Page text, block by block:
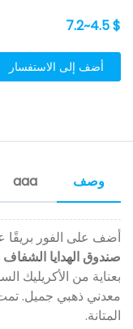
$ 4.5~7.2
أضف إلى الاستفسار
وصف aaa
أضف على الفور بريقًا
صندوق الهدايا الشفاف
بعناية من الأكريليك
معدني ذهبي جميل.
المتانة.